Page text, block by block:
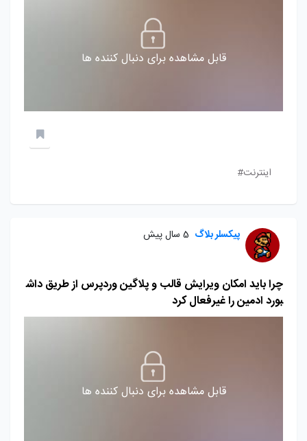
قابل مشاهده برای دنبال کننده ها
اینترنت#
پیکسلر بلاگ 5 سال پیش
چرا باید امکان ویرایش قالب و پلاگین وردپرس از طریق داش
بورد ادمین را غیرفعال کرد
قابل مشاهده برای دنبال کننده ها